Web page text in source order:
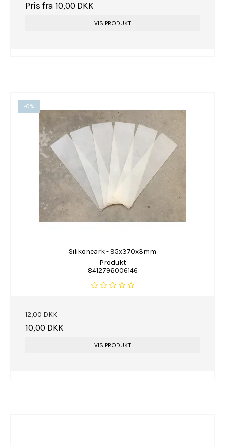
Pris fra 10,00 DKK
VIS PRODUKT
-0%
Silikoneark - 95x370x3mm
Produkt
8412796006146
12,00 DKK
10,00 DKK
VIS PRODUKT